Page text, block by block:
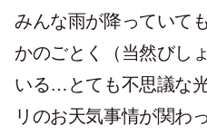
みんな雨が降っていて
かのごとく（当然びし
いる…とても不思議な
リのお天気事情が関わ